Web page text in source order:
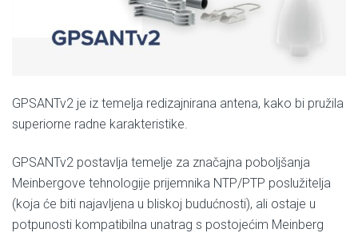
GPSANTv2 je iz temelja redizajnirana antena, kako bi pružila
superiorne radne karakteristike.
GPSANTv2 postavlja temelje za značajna poboljšanja
Meinbergove tehnologije prijemnika NTP/PTP poslužitelja
(koja će biti najavljena u bliskoj budućnosti), ali ostaje u
potpunosti kompatibilna unatrag s postojećim Meinberg